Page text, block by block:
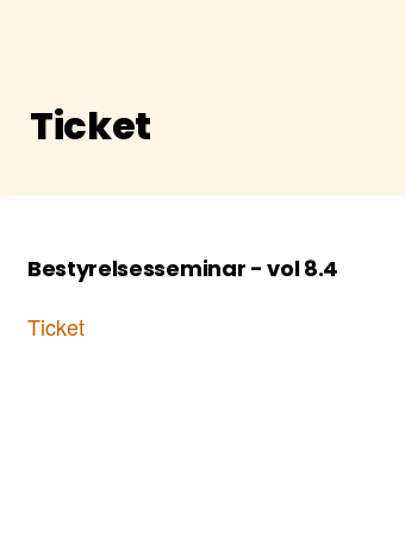
Ticket
Bestyrelsesseminar - vol 8.4
Ticket